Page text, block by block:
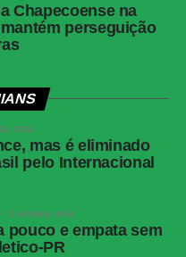
Chapecoense na
perseguição
atrás
mas é eliminado
pelo Internacional
1 semana atrás
pouco e empata sem
PR